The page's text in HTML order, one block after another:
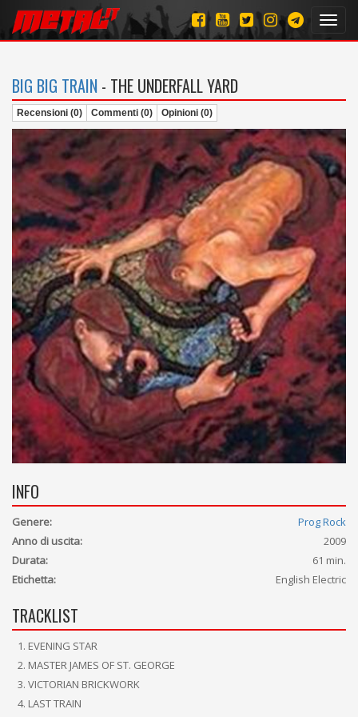
BIG BIG TRAIN - THE UNDERFALL YARD
Recensioni (0) Commenti (0) Opinioni (0)
INFO
Genere:
Prog Rock
Anno di uscita:
2009
Durata:
61 min.
Etichetta:
English Electric
TRACKLIST
EVENING STAR
MASTER JAMES OF ST. GEORGE
VICTORIAN BRICKWORK
LAST TRAIN